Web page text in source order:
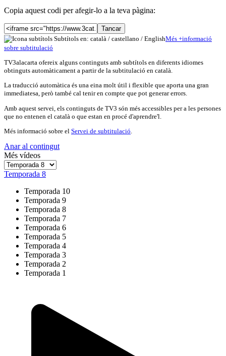
Copia aquest codi per afegir-lo a la teva pàgina:
Tancar
Subtítols en: català / castellano / EnglishMés +informació
sobre subtitulació
TV3alacarta ofereix alguns continguts amb subtítols en diferents idiomes
obtinguts automàticament a partir de la subtitulació en català.
La traducció automàtica és una eina molt útil i flexible que aporta una gran
immediatesa, però també cal tenir en compte que pot generar errors.
Amb aquest servei, els continguts de TV3 són més accessibles per a les persones
que no entenen el català o que estan en procé d'aprendre'l.
Més informació sobre el Servei de subtitulació
Anar al contingut
Més vídeos
Temporada 8
Temporada 10
Temporada 9
Temporada 8
Temporada 7
Temporada 6
Temporada 5
Temporada 4
Temporada 3
Temporada 2
Temporada 1